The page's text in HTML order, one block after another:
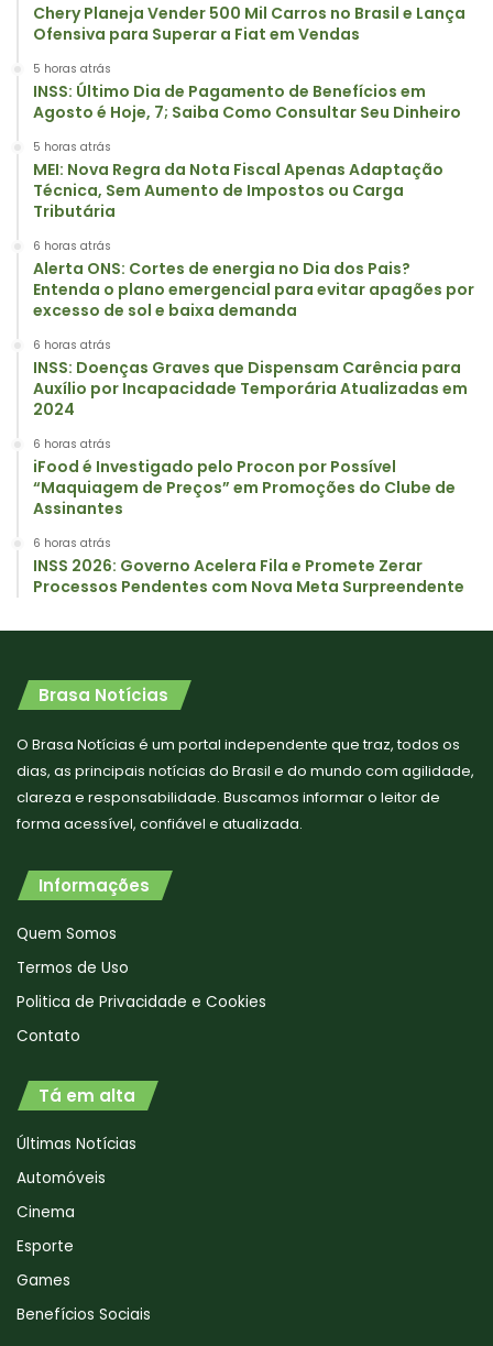
Chery Planeja Vender 500 Mil Carros no Brasil e Lança
Ofensiva para Superar a Fiat em Vendas
5 horas atrás
INSS: Último Dia de Pagamento de Benefícios em
Agosto é Hoje, 7; Saiba Como Consultar Seu Dinheiro
5 horas atrás
MEI: Nova Regra da Nota Fiscal Apenas Adaptação
Técnica, Sem Aumento de Impostos ou Carga
Tributária
6 horas atrás
Alerta ONS: Cortes de energia no Dia dos Pais?
Entenda o plano emergencial para evitar apagões por
excesso de sol e baixa demanda
6 horas atrás
INSS: Doenças Graves que Dispensam Carência para
Auxílio por Incapacidade Temporária Atualizadas em
2024
6 horas atrás
iFood é Investigado pelo Procon por Possível
“Maquiagem de Preços” em Promoções do Clube de
Assinantes
6 horas atrás
INSS 2026: Governo Acelera Fila e Promete Zerar
Processos Pendentes com Nova Meta Surpreendente
Brasa Notícias
O Brasa Notícias é um portal independente que traz, todos os
dias, as principais notícias do Brasil e do mundo com agilidade,
clareza e responsabilidade. Buscamos informar o leitor de
forma acessível, confiável e atualizada.
Informações
Quem Somos
Termos de Uso
Politica de Privacidade e Cookies
Contato
Tá em alta
Últimas Notícias
Automóveis
Cinema
Esporte
Games
Benefícios Sociais